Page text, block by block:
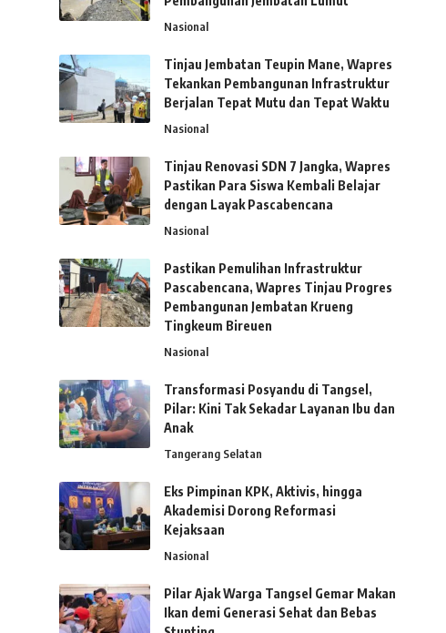
Nasional
Tinjau Jembatan Teupin Mane, Wapres
Tekankan Pembangunan Infrastruktur
Berjalan Tepat Mutu dan Tepat Waktu
Nasional
Tinjau Renovasi SDN 7 Jangka, Wapres
Pastikan Para Siswa Kembali Belajar
dengan Layak Pascabencana
Nasional
Pastikan Pemulihan Infrastruktur
Pascabencana, Wapres Tinjau Progres
Pembangunan Jembatan Krueng
Tingkeum Bireuen
Nasional
Transformasi Posyandu di Tangsel,
Pilar: Kini Tak Sekadar Layanan Ibu dan
Anak
Tangerang Selatan
Eks Pimpinan KPK, Aktivis, hingga
Akademisi Dorong Reformasi
Kejaksaan
Nasional
Pilar Ajak Warga Tangsel Gemar Makan
Ikan demi Generasi Sehat dan Bebas